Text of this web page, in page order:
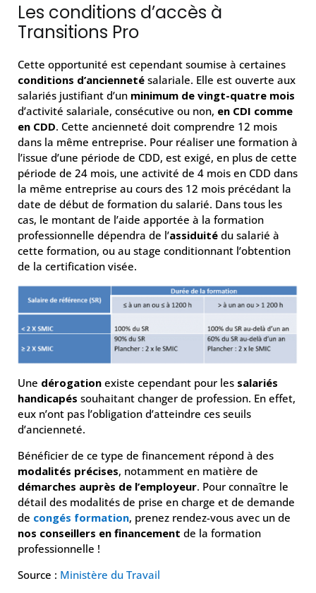
Les conditions d’accès à
Transitions Pro
Cette opportunité est cependant soumise à certaines
conditions d’ancienneté salariale. Elle est ouverte aux
salariés justifiant d’un minimum de vingt-quatre mois
d’activité salariale, consécutive ou non, en CDI comme
en CDD. Cette ancienneté doit comprendre 12 mois
dans la même entreprise. Pour réaliser une formation à
l’issue d’une période de CDD, est exigé, en plus de cette
période de 24 mois, une activité de 4 mois en CDD dans
la même entreprise au cours des 12 mois précédant la
date de début de formation du salarié. Dans tous les
cas, le montant de l’aide apportée à la formation
professionnelle dépendra de l’assiduité du salarié à
cette formation, ou au stage conditionnant l’obtention
de la certification visée.
Une dérogation existe cependant pour les salariés
handicapés souhaitant changer de profession. En effet,
eux n’ont pas l’obligation d’atteindre ces seuils
d’ancienneté.
Bénéficier de ce type de financement répond à des
modalités précises, notamment en matière de
démarches auprès de l’employeur. Pour connaître le
détail des modalités de prise en charge et de demande
de congés formation, prenez rendez-vous avec un de
nos conseillers en financement de la formation
professionnelle !
Source : Ministère du Travail